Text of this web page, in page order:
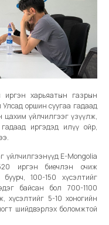
иргэн харьяатын газрын
оршин суугаа гадаад
үйлчилгээг үзүүлж,
иргэдэд илүү ойр,
үйлчилгээнүүд E-Mongolia
иргэн биечлэн очиж
100-150 хүсэлтийг
байсан бол 700-1100
хүсэлтийг 5-10 хоногийн
шийдвэрлэх боломжтой